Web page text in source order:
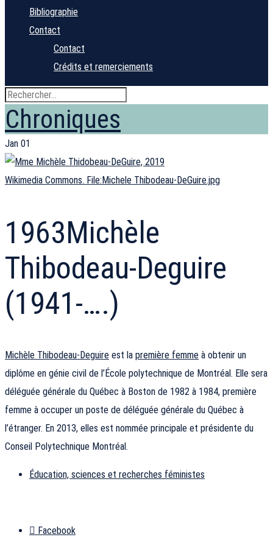
Bibliographie
Contact
Contact
Crédits et remerciements
Chroniques
Jan 01
Wikimedia Commons. File:Michele Thibodeau-DeGuire.jpg
1963Michèle
Thibodeau-Deguire
(1941-….)
Michèle Thibodeau-Deguire est la première femme à obtenir un
diplôme en génie civil de l’École polytechnique de Montréal. Elle sera
déléguée générale du Québec à Boston de 1982 à 1984, première
femme à occuper un poste de déléguée générale du Québec à
l’étranger. En 2013, elles est nommée principale et présidente du
Conseil Polytechnique Montréal.
Éducation, sciences et recherches féministes
Facebook